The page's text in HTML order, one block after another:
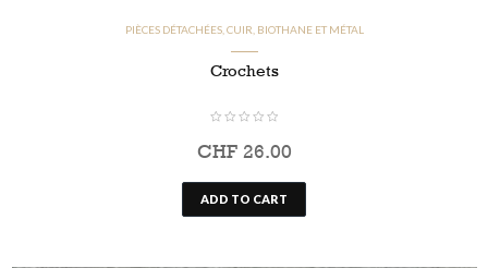
PIÈCES DÉTACHÉES, CUIR, BIOTHANE ET MÉTAL
Crochets
CHF26.00
ADD TO CART